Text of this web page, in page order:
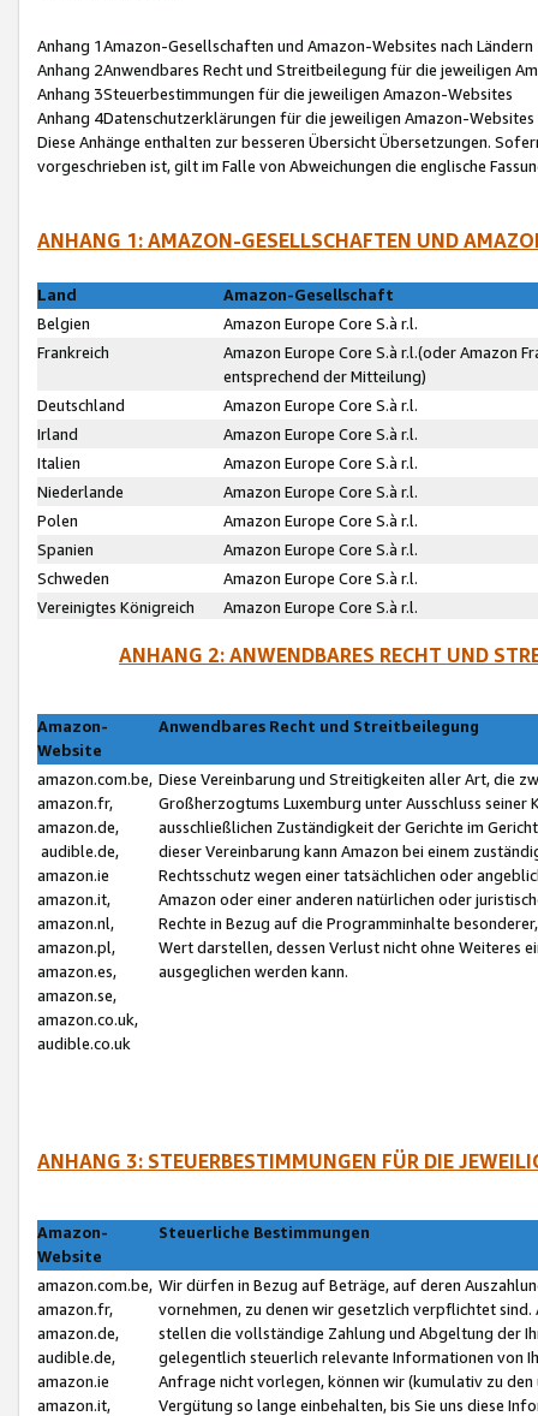
Anhang 1Amazon-Gesellschaften und Amazon-Websites nach Ländern
Anhang 2Anwendbares Recht und Streitbeilegung für die jeweiligen
Anhang 3Steuerbestimmungen für die jeweiligen Amazon-Websites
Anhang 4Datenschutzerklärungen für die jeweiligen Amazon-Websites
Diese Anhänge enthalten zur besseren Übersicht Übersetzungen.
vorgeschrieben ist, gilt im Falle von Abweichungen die englische
ANHANG 1: AMAZON-GESELLSCHAFTEN UND
Land
Amazon-Gesellschaft
Belgien
Amazon Europe Core S.à r.l.
Frankreich
Amazon Europe Core S.à r.l.(oder Amazon
entsprechend der Mitteilung)
Deutschland
Amazon Europe Core S.à r.l.
Irland
Amazon Europe Core S.à r.l.
Italien
Amazon Europe Core S.à r.l.
Niederlande
Amazon Europe Core S.à r.l.
Polen
Amazon Europe Core S.à r.l.
Spanien
Amazon Europe Core S.à r.l.
Schweden
Amazon Europe Core S.à r.l.
Vereinigtes Königreich
Amazon Europe Core S.à r.l.
ANHANG 2: ANWENDBARES RECHT UND
Amazon-
Website
Anwendbares Recht und Streitbeilegung
amazon.com.be,
amazon.fr,
amazon.de,
audible.de,
amazon.ie
amazon.it,
amazon.nl,
amazon.pl,
amazon.es,
amazon.se,
amazon.co.uk,
audible.co.uk
Diese Vereinbarung und Streitigkeiten aller Art, die
Großherzogtums Luxemburg unter Ausschluss
ausschließlichen Zuständigkeit der Gerichte im
dieser Vereinbarung kann Amazon bei einem
Rechtsschutz wegen einer tatsächlichen oder
Amazon oder einer anderen natürlichen oder
Rechte in Bezug auf die Programminhalte
Wert darstellen, dessen Verlust nicht ohne Weiteres
ausgeglichen werden kann.
ANHANG 3: STEUERBESTIMMUNGEN FÜR DIE
Amazon-
Website
Steuerliche Bestimmungen
amazon.com.be,
amazon.fr,
amazon.de,
audible.de,
amazon.ie
amazon.it,
Wir dürfen in Bezug auf Beträge, auf deren
vornehmen, zu denen wir gesetzlich verpflichtet
stellen die vollständige Zahlung und Abgeltung der
gelegentlich steuerlich relevante Informationen von
Anfrage nicht vorlegen, können wir (kumulativ zu
Vergütung so lange einbehalten, bis Sie uns diese